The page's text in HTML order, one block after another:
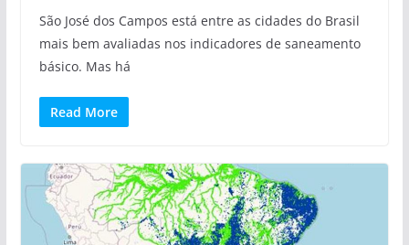
São José dos Campos está entre as cidades do Brasil
mais bem avaliadas nos indicadores de saneamento
básico. Mas há
Read More